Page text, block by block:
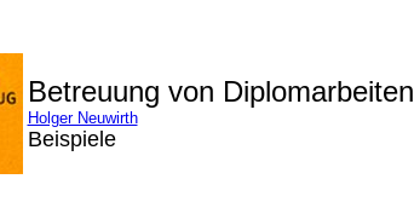
Betreuung von Diplomarbeiten
Holger Neuwirth
Beispiele